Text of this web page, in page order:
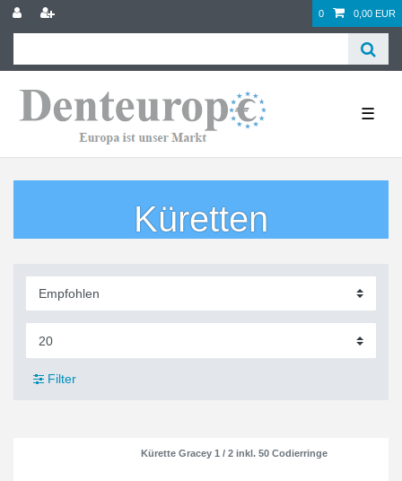
0 0,00 EUR
☰
Küretten
Filter
Kürette Gracey 1 / 2 inkl. 50 Codierringe